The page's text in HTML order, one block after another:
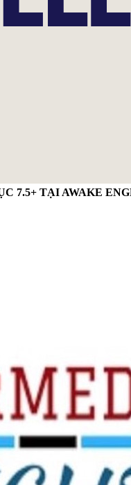
7.5+ TẠI AWAKE